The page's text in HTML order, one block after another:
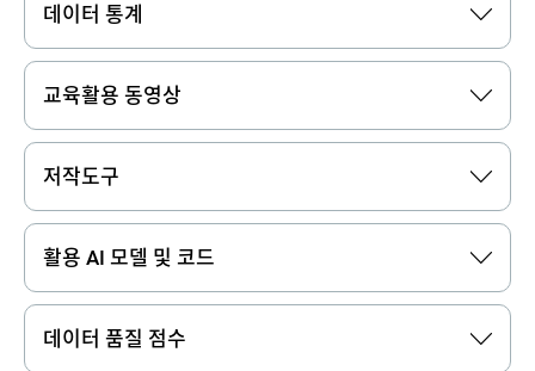
데이터 통계
교육활용 동영상
저작도구
활용 AI 모델 및 코드
데이터 품질 점수